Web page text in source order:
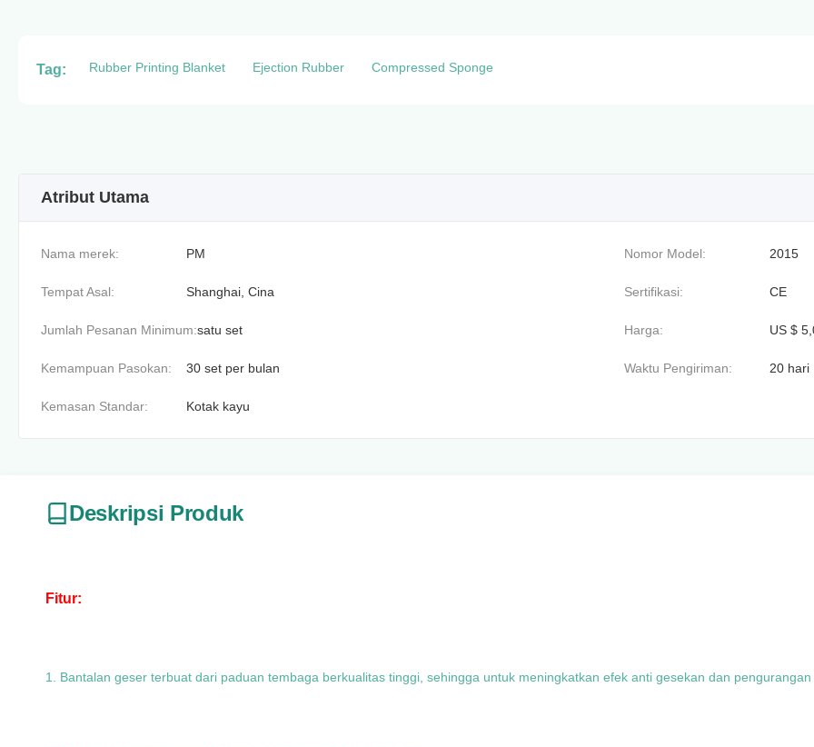
Tag: Rubber Printing Blanket Ejection Rubber Compressed Sponge
Atribut Utama
Nama merek: PM Nomor Model: 2015
Tempat Asal: Shanghai, Cina Sertifikasi: CE
Jumlah Pesanan Minimum:satu set Harga: US $
Kemampuan Pasokan: 30 set per bulan Waktu Pengiriman: 20 hari
Kemasan Standar: Kotak kayu
Deskripsi Produk
Fitur:
1. Bantalan geser terbuat dari paduan tembaga berkualitas tinggi, sehingga untuk meningkatkan efek anti gesekan dan pengurangan